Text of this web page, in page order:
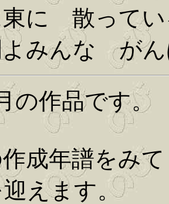
に 散ってい
んな がん
の作品です。
成年譜をみ
えます。